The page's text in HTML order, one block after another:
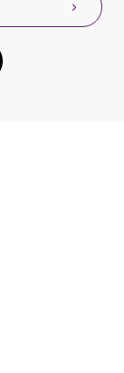
für dich
mit unserem
eigenen
keine
mit einem
dich in
unseren
wirst du
Marken
Lass dich